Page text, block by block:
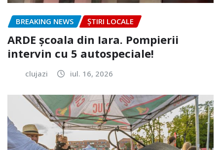
BREAKING NEWS ȘTIRI LOCALE
ARDE școala din Iara. Pompierii
intervin cu 5 autospeciale!
clujazi iul. 16, 2026